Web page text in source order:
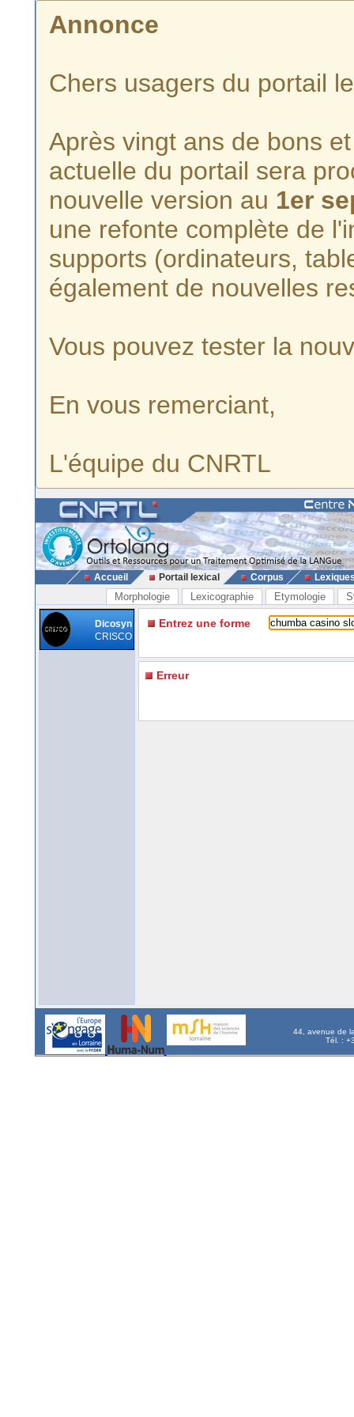
Annonce
Chers usagers du portail
Après vingt ans de bons
actuelle du portail sera
nouvelle version au 1er
une refonte complète de
supports (ordinateurs,
également de nouvelles
Vous pouvez tester la
En vous remerciant,
L'équipe du CNRTL
Accueil Portail lexical Corpus
Morphologie Lexicographie Etymologie
Dicosyn
CRISCO
Entrez une forme
Erreur
44, avenue de
Tél. :